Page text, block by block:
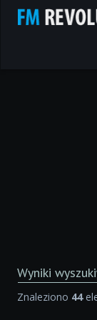
Wyniki
Znaleziono 44